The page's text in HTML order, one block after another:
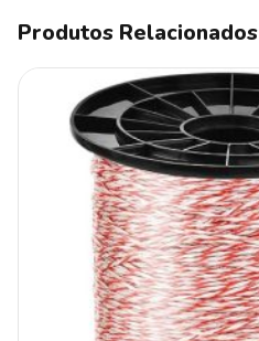
Produtos Relacionados